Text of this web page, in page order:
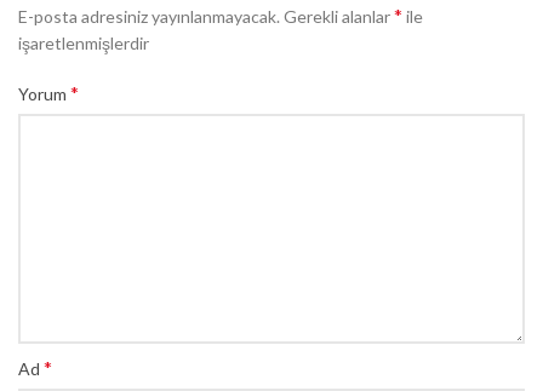
E-posta adresiniz yayınlanmayacak.Gerekli alanlar* ile
işaretlenmişlerdir
Yorum *
Ad *